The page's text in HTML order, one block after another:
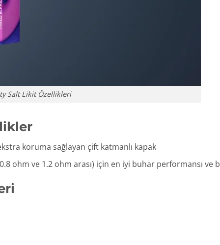
Salt Likit Özellikleri
koruma sağlayan çift katmanlı kapak
ohm ve 1.2 ohm arası) için en iyi buhar performansı ve